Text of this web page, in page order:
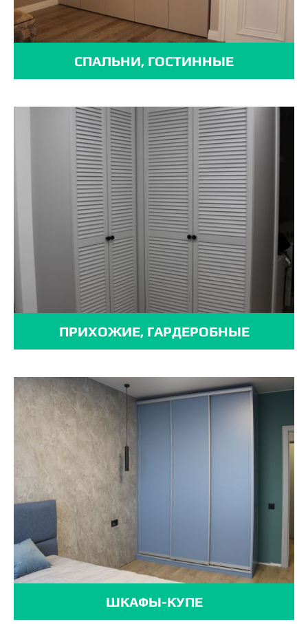
СПАЛЬНИ, ГОСТИННЫЕ
ПРИХОЖИЕ, ГАРДЕРОБНЫЕ
ШКАФЫ-КУПЕ